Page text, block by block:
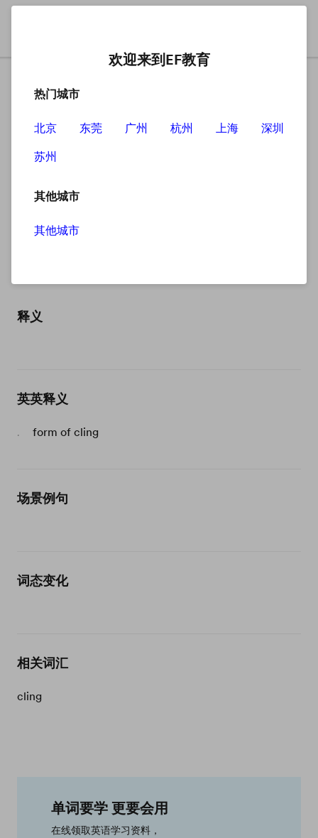
clung
释义
英英释义
. form of cling
场景例句
词态变化
相关词汇
cling
单词要学 更要会用
在线领取英语学习资料，
欢迎来到EF教育
热门城市
北京 东莞 广州 杭州 上海
深圳
苏州
其他城市
其他城市